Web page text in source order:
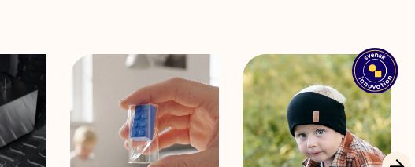
cm höjd, 8 cm bred, 11 cm djup.
23 cm, ca 7,5 cm i diameter.
Höjd 15,5 cm x bredd 26,5 cm, diameter ca 7,5 cm